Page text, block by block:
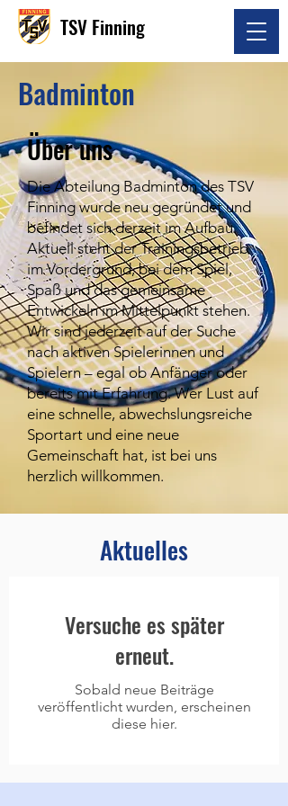
TSV Finning
Badminton
Über uns
Die Abteilung Badminton des TSV
Finning wurde neu gegründet und
befindet sich derzeit im Aufbau.
Aktuell steht der Trainingsbetrieb
im Vordergrund, bei dem Spiel,
Spaß und das gemeinsame
Entwickeln im Mittelpunkt stehen.
Wir sind jederzeit auf der Suche
nach aktiven Spielerinnen und
Spielern – egal ob Anfänger oder
bereits mit Erfahrung. Wer Lust auf
eine schnelle, abwechslungsreiche
Sportart und eine neue
Gemeinschaft hat, ist bei uns
herzlich willkommen.
Aktuelles
Versuche es später
erneut.
Sobald neue Beiträge
veröffentlicht wurden, erscheinen
diese hier.